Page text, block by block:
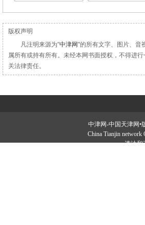
版权声明
凡注明来源为"中津网"的所有文字、图片、音
属所有或持有所有。未经本网书面授权，不得进
关法律责任。
中津网-中国天津网•
China Tianjin
违法和